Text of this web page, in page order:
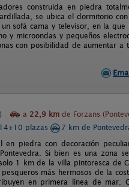
construida en piedra
se ubica el dormitorio
sofá cama y televisor, en la
y microondas y pequeños
con posibilidad de aumentar
a 22,9 km de Forzans
14+10 plazas
7 km de
en piedra con decoración
Si bien es una zona
1 km de la villa pintoresca de
más hermosos de la
en primera línea de mar.